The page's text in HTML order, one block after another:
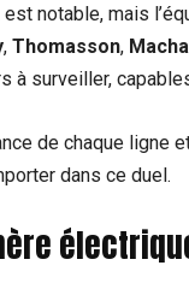
est notable, mais
, Thomasson,
à surveiller,
de chaque ligne
dans ce duel.